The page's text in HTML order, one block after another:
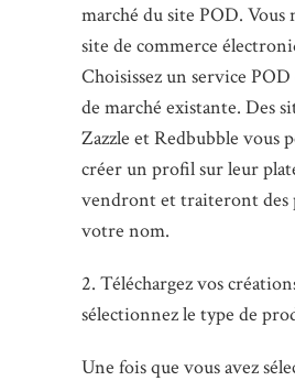
marché du site POD. Vous
site de commerce
Choisissez un service POD
de marché existante. Des
Zazzle et Redbubble vous
créer un profil sur leur
vendront et traiteront des
votre nom.
2. Téléchargez vos
sélectionnez le type de
Une fois que vous avez